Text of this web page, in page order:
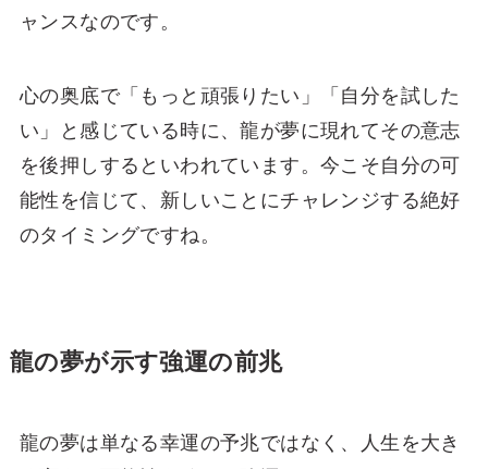
ャンスなのです。
心の奥底で「もっと頑張りたい」「自分を試した
い」と感じている時に、龍が夢に現れてその意志
を後押しするといわれています。今こそ自分の可
能性を信じて、新しいことにチャレンジする絶好
のタイミングですね。
龍の夢が示す強運の前兆
龍の夢は単なる幸運の予兆ではなく、人生を大き